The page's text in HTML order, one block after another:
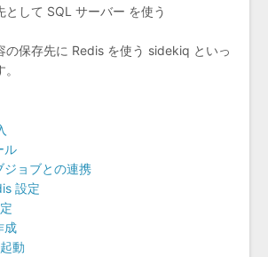
として SQL サーバー を使う
の保存先に Redis を使う sidekiq といっ
ル
ジョブとの連携
設定
成
動